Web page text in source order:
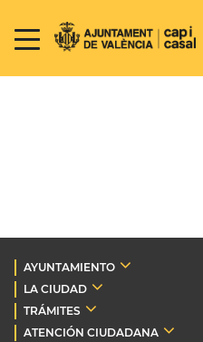
AYUNTAMIENTO
LA CIUDAD
TRÁMITES
ATENCIÓN CIUDADANA